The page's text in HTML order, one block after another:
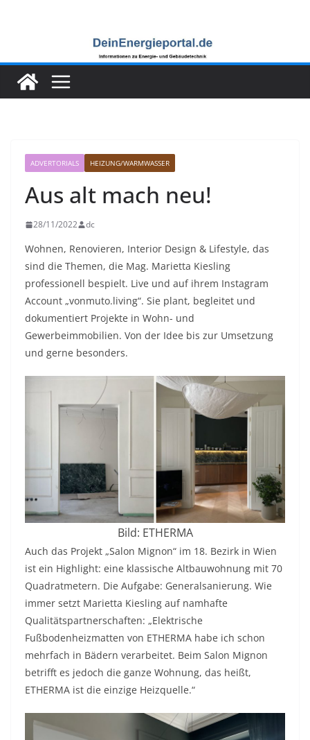
ADVERTORIALS HEIZUNG/WARMWASSER
Aus alt mach neu!
28/11/2022 dc
Wohnen, Renovieren, Interior Design & Lifestyle, das
sind die Themen, die Mag. Marietta Kiesling
professionell bespielt. Live und auf ihrem Instagram
Account „vonmuto.living“. Sie plant, begleitet und
dokumentiert Projekte in Wohn- und
Gewerbeimmobilien. Von der Idee bis zur Umsetzung
und gerne besonders.
Bild: ETHERMA
Auch das Projekt „Salon Mignon“ im 18. Bezirk in Wien
ist ein Highlight: eine klassische Altbauwohnung mit 70
Quadratmetern. Die Aufgabe: Generalsanierung. Wie
immer setzt Marietta Kiesling auf namhafte
Qualitätspartnerschaften: „Elektrische
Fußbodenheizmatten von ETHERMA habe ich schon
mehrfach in Bädern verarbeitet. Beim Salon Mignon
betrifft es jedoch die ganze Wohnung, das heißt,
ETHERMA ist die einzige Heizquelle.“